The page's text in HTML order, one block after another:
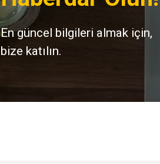
En güncel bilgileri almak için,
bize katılın.